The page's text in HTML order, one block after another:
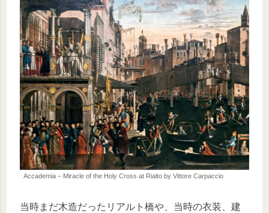
Accademia – Miracle of the Holy Cross at Rialto by Vittore Carpaccio
当時まだ木造だったリアルト橋や、当時の衣装、建